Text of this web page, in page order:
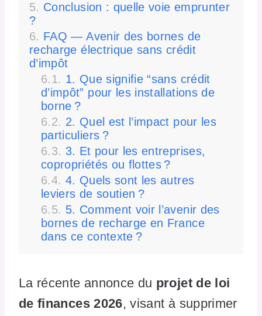
Conclusion : quelle voie emprunter
?
FAQ — Avenir des bornes de
recharge électrique sans crédit
d’impôt
1. Que signifie “sans crédit
d’impôt” pour les installations de
borne ?
2. Quel est l’impact pour les
particuliers ?
3. Et pour les entreprises,
copropriétés ou flottes ?
4. Quels sont les autres
leviers de soutien ?
5. Comment voir l’avenir des
bornes de recharge en France
dans ce contexte ?
La récente annonce du projet de loi
de finances 2026, visant à supprimer